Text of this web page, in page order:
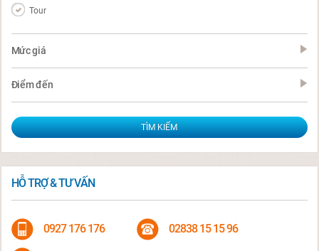
Tour
Mức giá
Điểm đến
HỖ TRỢ & TƯ VẤN
0927 176 176 02838 15 15 96